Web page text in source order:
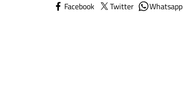
Facebook Twitter Whatsapp